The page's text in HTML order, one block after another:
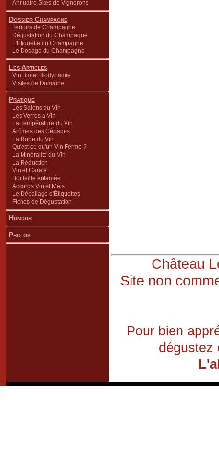
Annuaire Sites de Vignerons
Dossier Champagne
Terroirs de Champagne
Dégustation du Champagne
L'Étiquette du Champagne
Le Dosage du Champagne
Les Articles
Vin Bio et Biodynamie
Visites de Domaine
Pratique
Les Salons du Vin
Les Verres à Vin
La Température du Vin
Arômes des Cépages
La Robe du Vin
Qu'est ce qu'un Vin Fermé ?
La Minéralité du Vin
La Réduction
Vin et Carafe
Bouteille entamée
Accords Vin et Mets
Le Décollage d'Étiquettes
Fiches de Dégustation
Humour
Photos
Château
Site non
Pour bien
dégustez